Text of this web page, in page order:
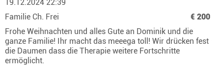
19.12.2024 22:39
Familie Ch. Frei
€ 200
Frohe Weihnachten und alles Gute an Dominik und die
ganze Familie! Ihr macht das meeega toll! Wir drücken fest
die Daumen dass die Therapie weitere Fortschritte
ermöglicht.